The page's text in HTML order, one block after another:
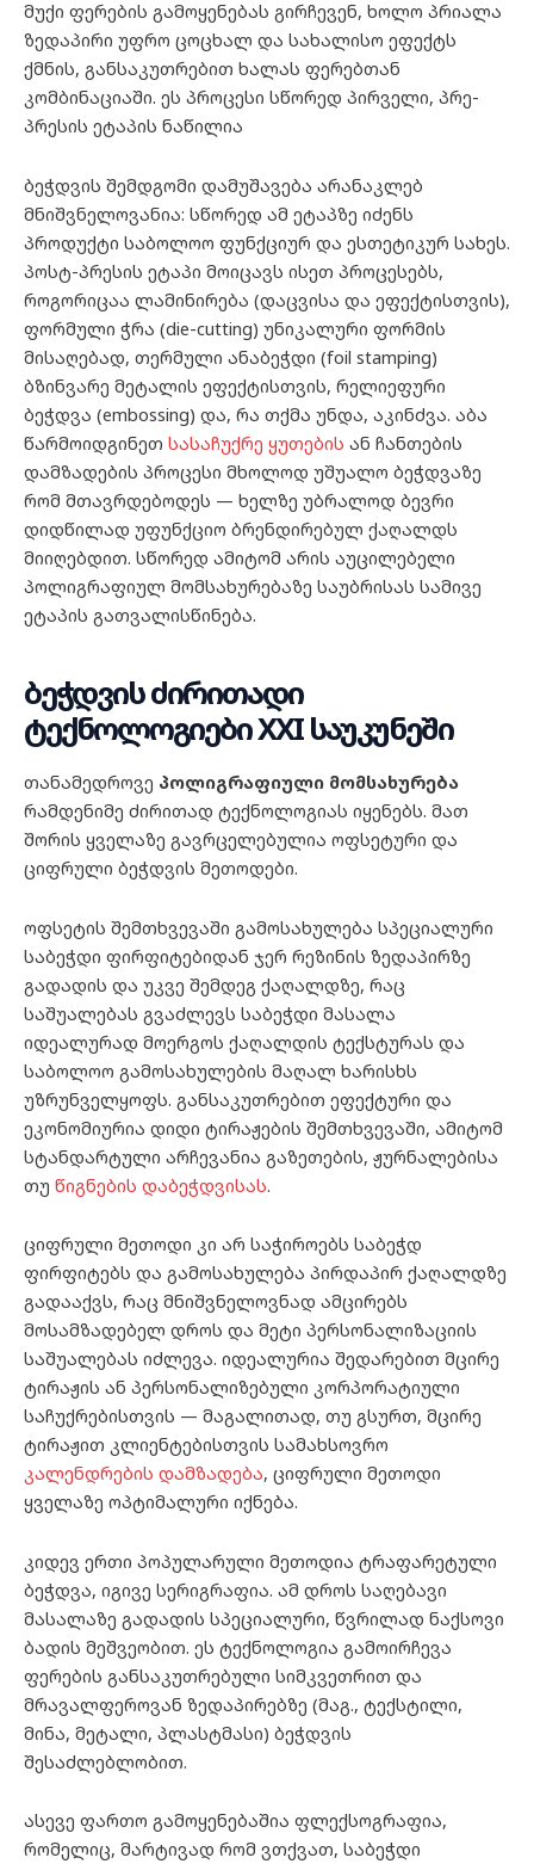
მუქი ფერების გამოყენებას გირჩევენ, ხოლო პრიალა
ზედაპირი უფრო ცოცხალ და სახალისო ეფექტს
ქმნის, განსაკუთრებით ხალას ფერებთან
კომბინაციაში. ეს პროცესი სწორედ პირველი, პრე-
პრესის ეტაპის ნაწილია
ბეჭდვის შემდგომი დამუშავება არანაკლებ
მნიშვნელოვანია: სწორედ ამ ეტაპზე იძენს
პროდუქტი საბოლოო ფუნქციურ და ესთეტიკურ სახეს.
პოსტ-პრესის ეტაპი მოიცავს ისეთ პროცესებს,
როგორიცაა ლამინირება (დაცვისა და ეფექტისთვის),
ფორმული ჭრა (die-cutting) უნიკალური ფორმის
მისაღებად, თერმული ანაბეჭდი (foil stamping)
ბზინვარე მეტალის ეფექტისთვის, რელიეფური
ბეჭდვა (embossing) და, რა თქმა უნდა, აკინძვა. აბა
წარმოიდგინეთ სასაჩუქრე ყუთების ან ჩანთების
დამზადების პროცესი მხოლოდ უშუალო ბეჭდვაზე
რომ მთავრდებოდეს — ხელზე უბრალოდ ბევრი
დიდწილად უფუნქციო ბრენდირებულ ქაღალდს
მიიღებდით. სწორედ ამიტომ არის აუცილებელი
პოლიგრაფიულ მომსახურებაზე საუბრისას სამივე
ეტაპის გათვალისწინება.
ბეჭდვის ძირითადი
ტექნოლოგიები XXI საუკუნეში
თანამედროვე პოლიგრაფიული მომსახურება
რამდენიმე ძირითად ტექნოლოგიას იყენებს. მათ
შორის ყველაზე გავრცელებულია ოფსეტური და
ციფრული ბეჭდვის მეთოდები.
ოფსეტის შემთხვევაში გამოსახულება სპეციალური
საბეჭდი ფირფიტებიდან ჯერ რეზინის ზედაპირზე
გადადის და უკვე შემდეგ ქაღალდზე, რაც
საშუალებას გვაძლევს საბეჭდი მასალა
იდეალურად მოერგოს ქაღალდის ტექსტურას და
საბოლოო გამოსახულების მაღალ ხარისხს
უზრუნველყოფს. განსაკუთრებით ეფექტური და
ეკონომიურია დიდი ტირაჟების შემთხვევაში, ამიტომ
სტანდარტული არჩევანია გაზეთების, ჟურნალებისა
თუ წიგნების დაბეჭდვისას.
ციფრული მეთოდი კი არ საჭიროებს საბეჭდ
ფირფიტებს და გამოსახულება პირდაპირ ქაღალდზე
გადააქვს, რაც მნიშვნელოვნად ამცირებს
მოსამზადებელ დროს და მეტი პერსონალიზაციის
საშუალებას იძლევა. იდეალურია შედარებით მცირე
ტირაჟის ან პერსონალიზებული კორპორატიული
საჩუქრებისთვის — მაგალითად, თუ გსურთ, მცირე
ტირაჟით კლიენტებისთვის სამახსოვრო
კალენდრების დამზადება, ციფრული მეთოდი
ყველაზე ოპტიმალური იქნება.
კიდევ ერთი პოპულარული მეთოდია ტრაფარეტული
ბეჭდვა, იგივე სერიგრაფია. ამ დროს საღებავი
მასალაზე გადადის სპეციალური, წვრილად ნაქსოვი
ბადის მეშვეობით. ეს ტექნოლოგია გამოირჩევა
ფერების განსაკუთრებული სიმკვეთრით და
მრავალფეროვან ზედაპირებზე (მაგ., ტექსტილი,
მინა, მეტალი, პლასტმასი) ბეჭდვის
შესაძლებლობით.
ასევე ფართო გამოყენებაშია ფლექსოგრაფია,
რომელიც, მარტივად რომ ვთქვათ, საბეჭდი